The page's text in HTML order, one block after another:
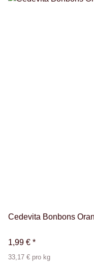
Cedevita Bonbons
1,99 € *
33,17 € pro kg